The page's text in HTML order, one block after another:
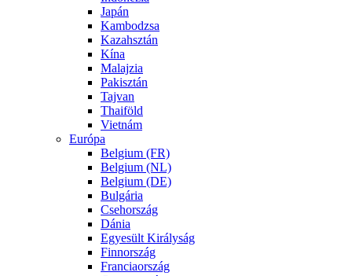
Japán
Kambodzsa
Kazahsztán
Kína
Malajzia
Pakisztán
Tajvan
Thaiföld
Vietnám
Európa
Belgium (FR)
Belgium (NL)
Belgium (DE)
Bulgária
Csehország
Dánia
Egyesült Királyság
Finnország
Franciaország